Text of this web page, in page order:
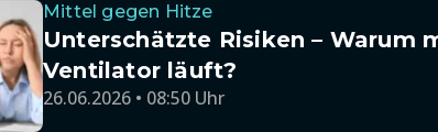
Mittel gegen Hitze
Unterschätzte Risiken – Warum
Ventilator läuft?
26.06.2026 • 08:50 Uhr